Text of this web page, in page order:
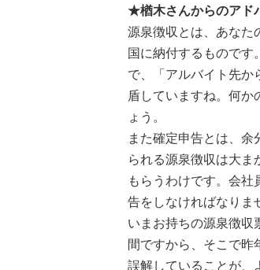
★楢木さんからのアド
源泉徴収とは、あなた
国に納付するものです
で、「アルバイト先か
盾していますね。何か
ょう。
また確定申告とは、
られる源泉徴収は大ま
もらうわけです。会
告をしなければなりま
いまお持ちの源泉徴収
間ですから、そこで昨
誤解していることが、